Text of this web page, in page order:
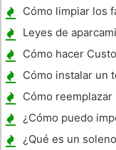
un Astro Van
Cómo limpiar los
Leyes de
inteligentes en
Cómo hacer
Cómo instalar un
Eclipse Turbo
Cómo reemplazar
Plug 2008
¿Cómo puedo
utiliza para
¿Qué es un